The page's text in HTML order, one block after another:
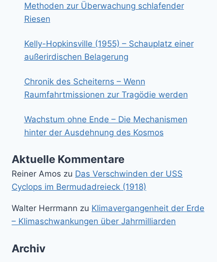
Methoden zur Überwachung schlafender
Riesen
Kelly-Hopkinsville (1955) – Schauplatz einer
außerirdischen Belagerung
Chronik des Scheiterns – Wenn
Raumfahrtmissionen zur Tragödie werden
Wachstum ohne Ende – Die Mechanismen
hinter der Ausdehnung des Kosmos
Aktuelle Kommentare
Reiner Amos zu Das Verschwinden der USS
Cyclops im Bermudadreieck (1918)
Walter Herrmann zu Klimavergangenheit der Erde
– Klimaschwankungen über Jahrmilliarden
Archiv